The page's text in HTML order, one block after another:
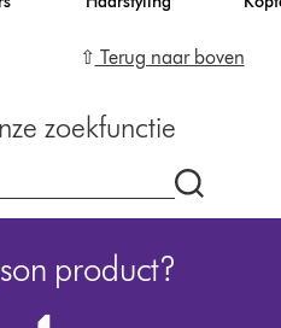
⇧ Terug naar boven
zoekfunctie
Zoek
op
product?